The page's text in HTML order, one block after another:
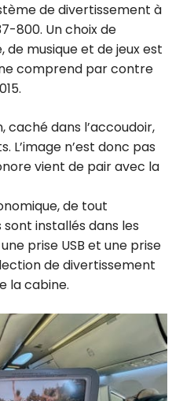
de divertissement à
800. Un choix de
de musique et de jeux est
comprend par contre
caché dans l’accoudoir,
L’image n’est donc pas
vient de pair avec la
de tout
installés dans les
prise USB et une prise
de divertissement
la cabine.